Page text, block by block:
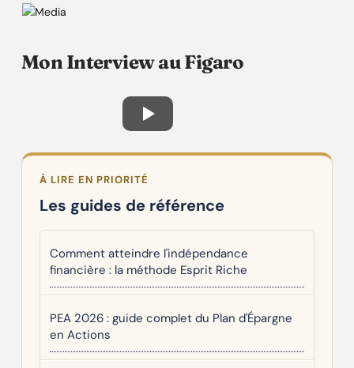
Mon Interview au Figaro
À LIRE EN PRIORITÉ
Les guides de référence
Comment atteindre l'indépendance
financière : la méthode Esprit Riche
PEA 2026 : guide complet du Plan d'Épargne
en Actions